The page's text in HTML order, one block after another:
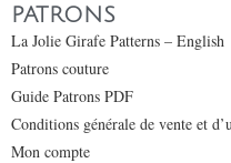
PATRONS
La Jolie Girafe Patterns – English
Patrons couture
Guide Patrons PDF
Conditions générale de vente et
Mon compte